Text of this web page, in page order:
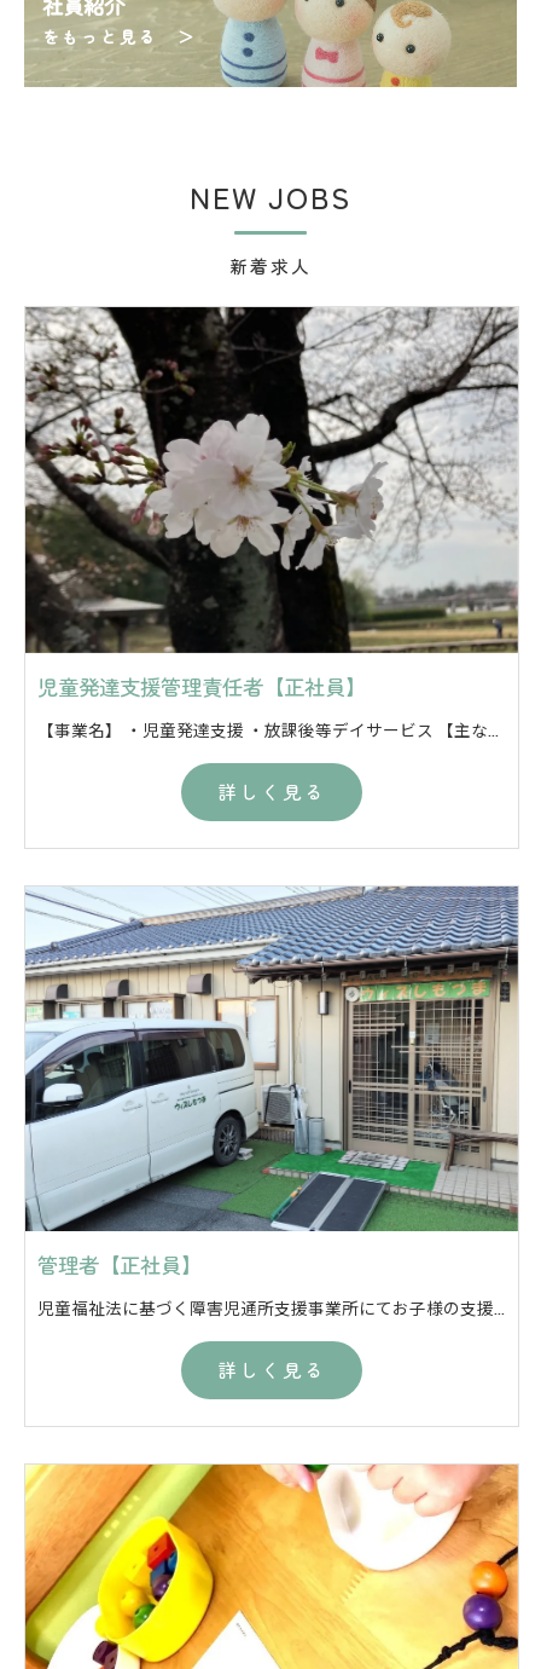
をもっと見る ＞
新着求人
NEW JOBS
児童発達支援管理責任者【正社員】
詳しく見る
管理者【正社員】
児童福祉法に基づく障害児通所支援事業所にてお子様の支援をしていただくお仕事になります。肢体不自由教育の支援学校の児童生徒様が多いのも当事業所の特徴です。（医療的ケア児のお受入れはしていません。） 【事業名】 ・児童発達支援 ・放課後等デイサービス 【主な支援内容】 ・事業所の管理業務全般（勤務表の作成、請求業務等） ・現場の支援のフォロー など
詳しく見る